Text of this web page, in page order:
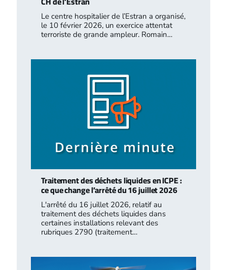
Le centre hospitalier de l’Estran a organisé,
le 10 février 2026, un exercice attentat
terroriste de grande ampleur. Romain…
Traitement des déchets liquides en ICPE :
ce que change l’arrêté du 16 juillet 2026
L'arrêté du 16 juillet 2026, relatif au
traitement des déchets liquides dans
certaines installations relevant des
rubriques 2790 (traitement…